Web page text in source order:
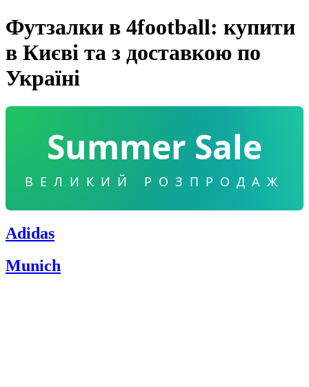
Футзалки в 4football: купити
в Києві та з доставкою по
Україні
Summer Sale
ВЕЛИКИЙ РОЗПРОДАЖ
Adidas
Munich